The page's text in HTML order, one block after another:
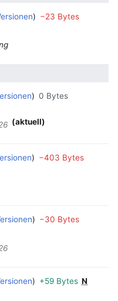
−23 Bytes
0 Bytes
(aktuell)
−403 Bytes
−30 Bytes
+59 Bytes N